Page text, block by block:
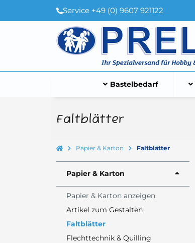
Service +49 (0) 9607 921122
Bastelbedarf
Faltblätter
Papier & Karton Faltblätter
Papier & Karton
Papier & Karton anzeigen
Artikel zum Gestalten
Faltblätter
Flechttechnik & Quilling